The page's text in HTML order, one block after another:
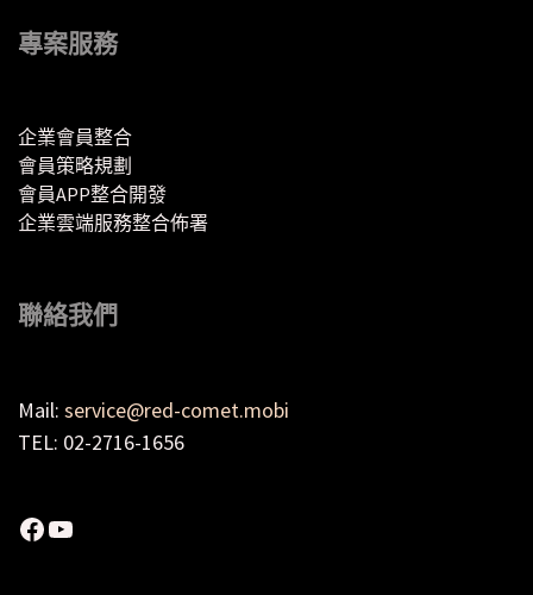
專案服務
企業會員整合
會員策略規劃
會員APP整合開發
企業雲端服務整合佈署
聯絡我們
Mail: service@red-comet.mobi
TEL: 02-2716-1656
Facebook
YouTube